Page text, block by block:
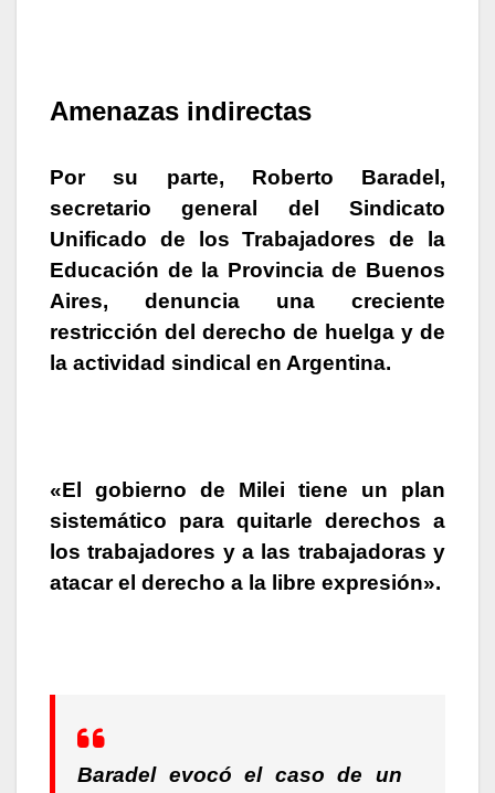
Amenazas indirectas
Por su parte, Roberto Baradel,
secretario general del Sindicato
Unificado de los Trabajadores de la
Educación de la Provincia de Buenos
Aires, denuncia una creciente
restricción del derecho de huelga y de
la actividad sindical en Argentina.
«El gobierno de Milei tiene un plan
sistemático para quitarle derechos a
los trabajadores y a las trabajadoras y
atacar el derecho a la libre expresión».
Baradel evocó el caso de un